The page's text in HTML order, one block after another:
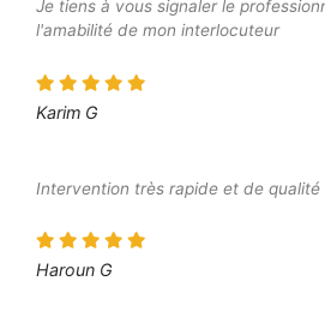
Je tiens à vous signaler le
l'amabilité de mon interlocuteur
Karim G
Intervention très rapide et de qualité
Haroun G